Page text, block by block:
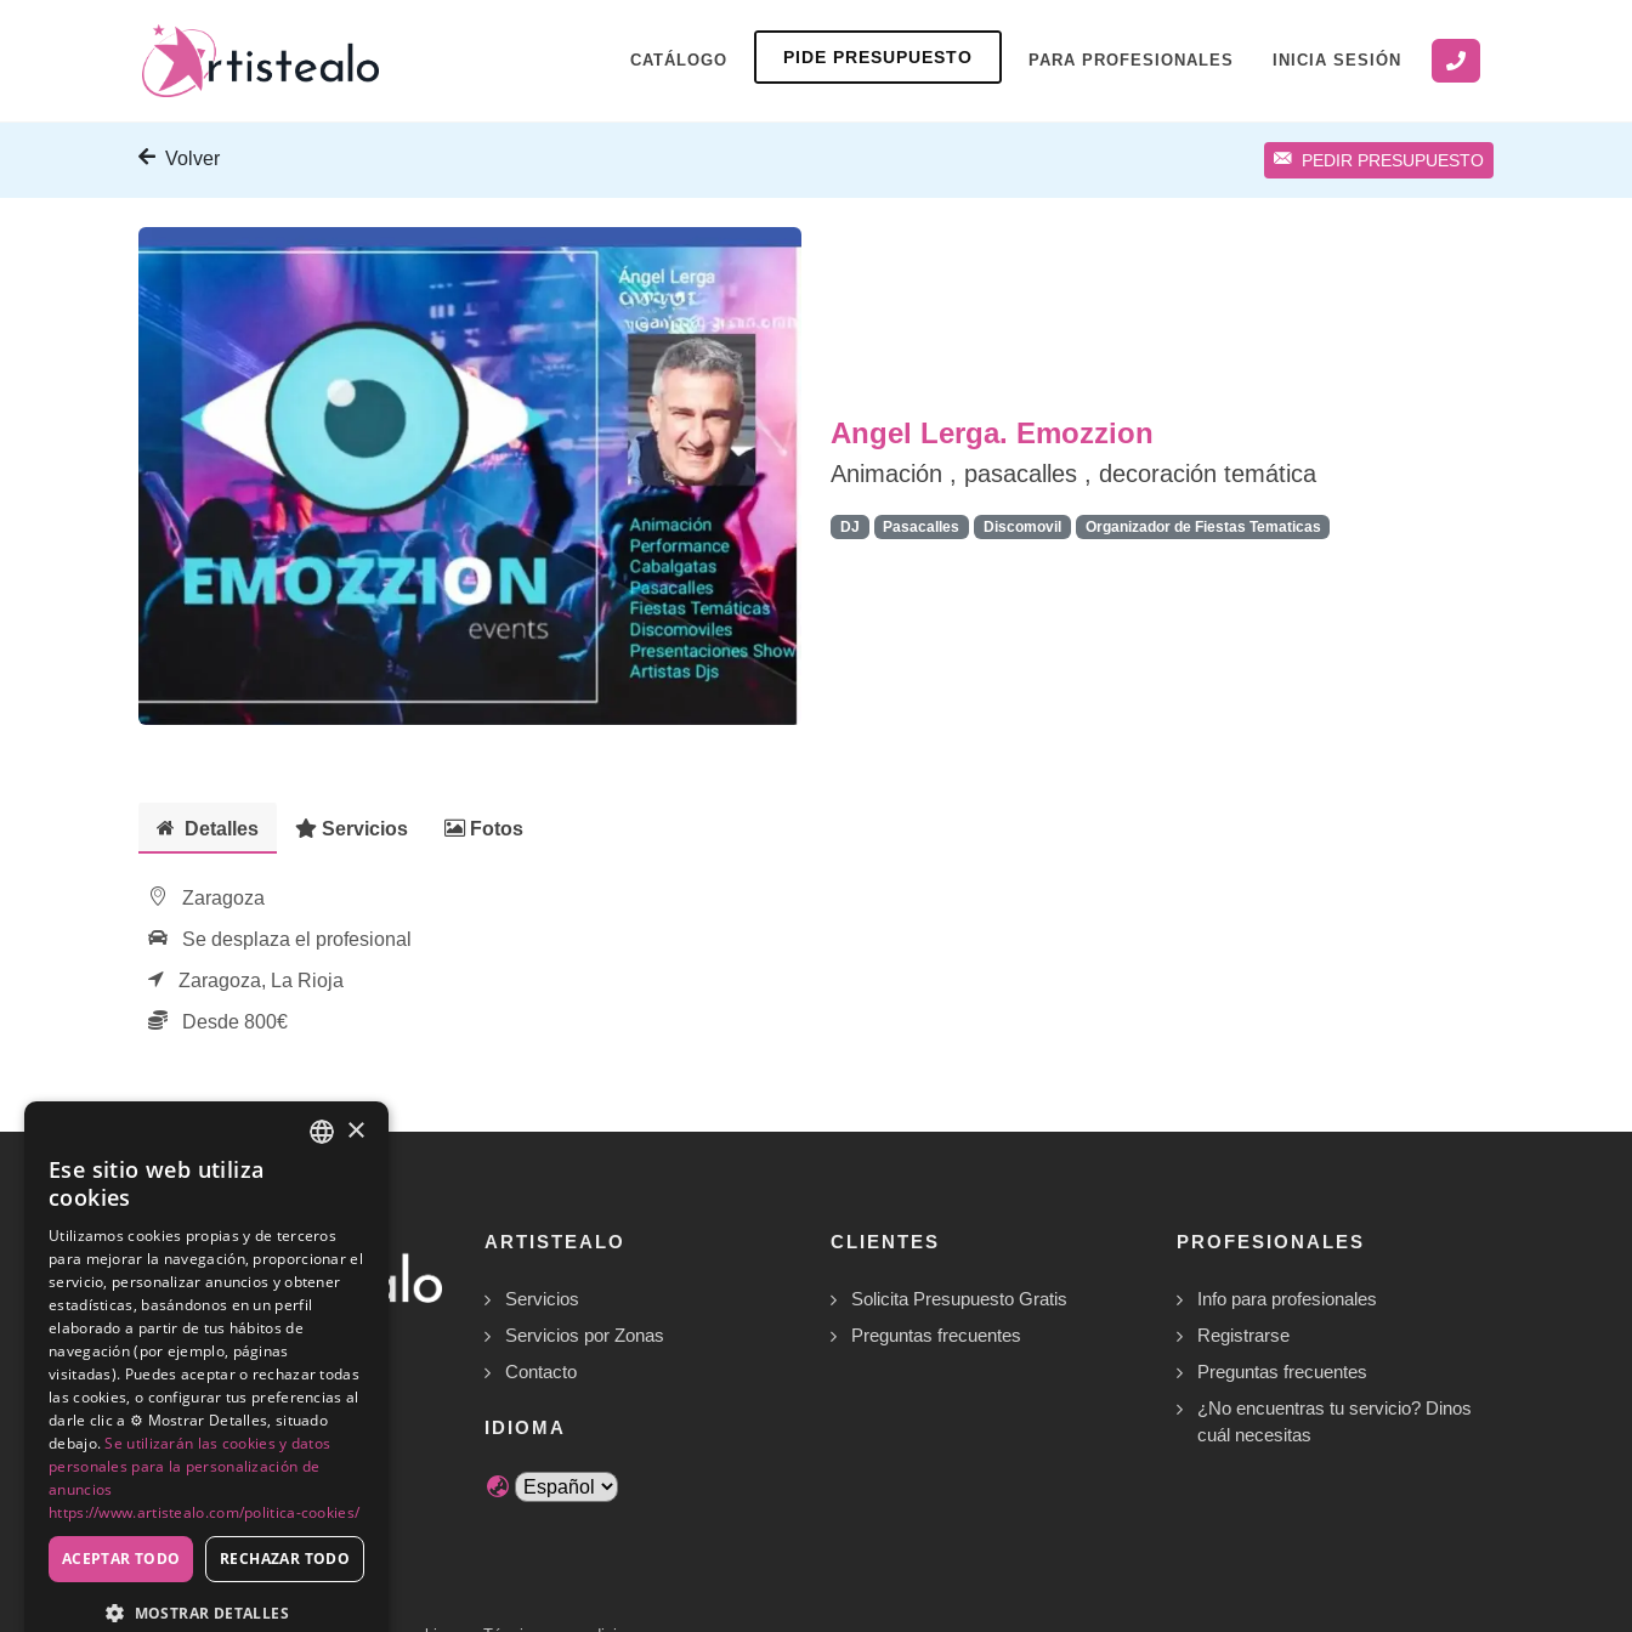
CATÁLOGO PIDE PRESUPUESTO PARA PROFESIONALES INICIA SESIÓN
Volver PEDIR PRESUPUESTO
Angel Lerga. Emozzion
Animación , pasacalles , decoración temática
DJ Pasacalles Discomovil Organizador de Fiestas Tematicas
Detalles Servicios Fotos
Zaragoza
Se desplaza el profesional
Zaragoza, La Rioja
Desde 800€
Copyrights © 2026
ARTISTEALO
Servicios
Servicios por Zonas
Contacto
IDIOMA
CLIENTES
Solicita Presupuesto Gratis
Preguntas frecuentes
PROFESIONALES
Info para profesionales
Registrarse
Preguntas frecuentes
¿No encuentras tu servicio? Dinos
cuál necesitas
×
Ese sitio web utiliza
cookies
Utilizamos cookies propias y de terceros
para mejorar la navegación, proporcionar el
servicio, personalizar anuncios y obtener
estadísticas, basándonos en un perfil
elaborado a partir de tus hábitos de
navegación (por ejemplo, páginas
visitadas). Puedes aceptar o rechazar todas
las cookies, o configurar tus preferencias al
darle clic a ⚙️ Mostrar Detalles, situado
debajo.Se utilizarán las cookies y datos
personales para la personalización de
anuncios
https://www.artistealo.com/politica-cookies/
ACEPTAR TODO RECHAZAR TODO
MOSTRAR DETALLES